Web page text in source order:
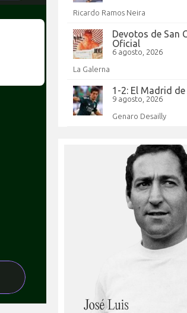
Ricardo Ramos Neira
Devotos de San
Oficial
6 agosto, 2026
La Galerna
1-2: El Madrid
9 agosto, 2026
Genaro Desailly